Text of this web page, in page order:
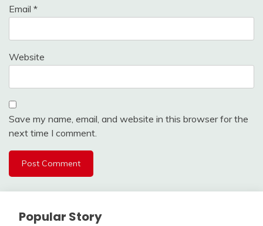
Email *
Website
Save my name, email, and website in this browser for the
next time I comment.
Popular Story